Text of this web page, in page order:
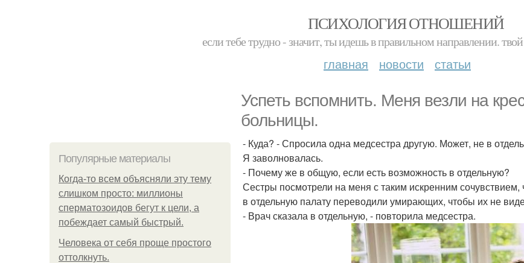
ПСИХОЛОГИЯ ОТНОШЕНИЙ
если тебе трудно - значит, ты идешь в правильном направлении.
главная новости статьи
Успеть вспомнить. Меня везли на
больницы.
Популярные материалы
Когда-то всем объясняли эту тему
слишком просто: миллионы
сперматозоидов бегут к цели, а
побеждает самый быстрый.
Человека от себя проще простого
оттолкнуть.
- Куда? - Спросила одна медсестра другую. Может, не в
Я заволновалась.
- Почему же в общую, если есть возможность в отдельную?
Сестры посмотрели на меня с таким искренним сочувствием,
в отдельную палату переводили умирающих, чтобы их не
- Врач сказала в отдельную, - повторила медсестра.